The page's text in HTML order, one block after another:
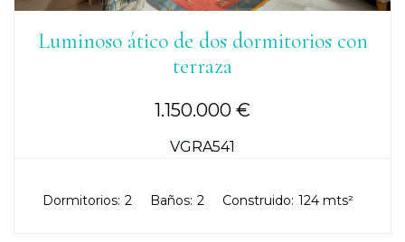
1.150.000 €
VGRA541
Luminoso ático de dos dormitorios con
terraza
Dormitorios: 2 Baños: 2 Construido: 124 mts²